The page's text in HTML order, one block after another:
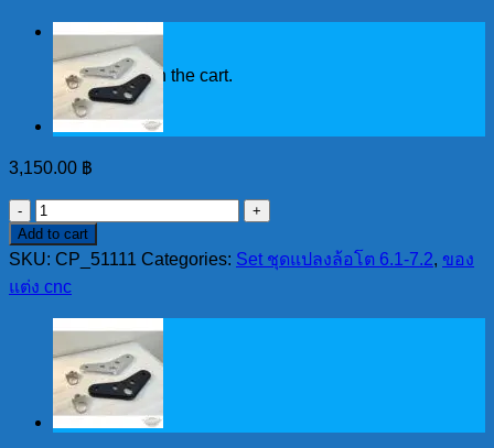
Cart
No products in the cart.
3,150.00 ฿
ชุด
ตอ
บิโด
ล้อ
หลัง
ล้อ6.1-
6.5
รวม
Add to cart
SKU: CP_51111 Categories: Set ชุดแปลงล้อโต 6.1-7.2, ของ
แต่ง cnc